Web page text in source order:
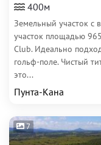
400м
Земельный участок с
участок площадью
Club. Идеально
гольф-поле. Чистый
это...
Пунта-Кана
7